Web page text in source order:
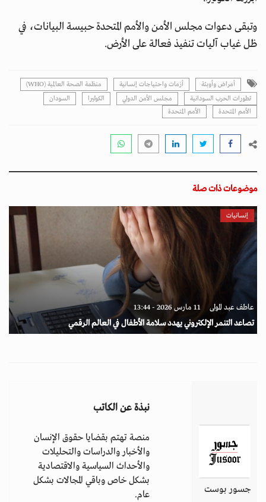
وتبقى دعوات مجلس الأمن والأمم المتحدة حبيسة البيانات، في
ظل غياب آليات تنفيذ فعالة على الأرض.
أمراض وأوبئة أزمات واحتياجات إنسانية
منظمة الصحة العالمية (WHO)
تطورات الحرب السودانية
مجلس الأمن الدولي الكوليرا
السودان
الأمم المتحدة
اﻷمم المتحدة
موضوعات ذات صلة
إنسانيات
عاطف عبد المولى 11 مارس 2026 - 13:44
تصاعد التنمر الإلكتروني يهدد سلامة الأطفال في العالم الرقمي
جسور بوست
نبذة عن الكاتب
منصة تهتم بقضايا حقوق الإنسان
والأخبار والدراسات والتحليلات
والأحداث السياسية والاقتصادية
بشكل خاص وباقي المجالات بشكل
عام.